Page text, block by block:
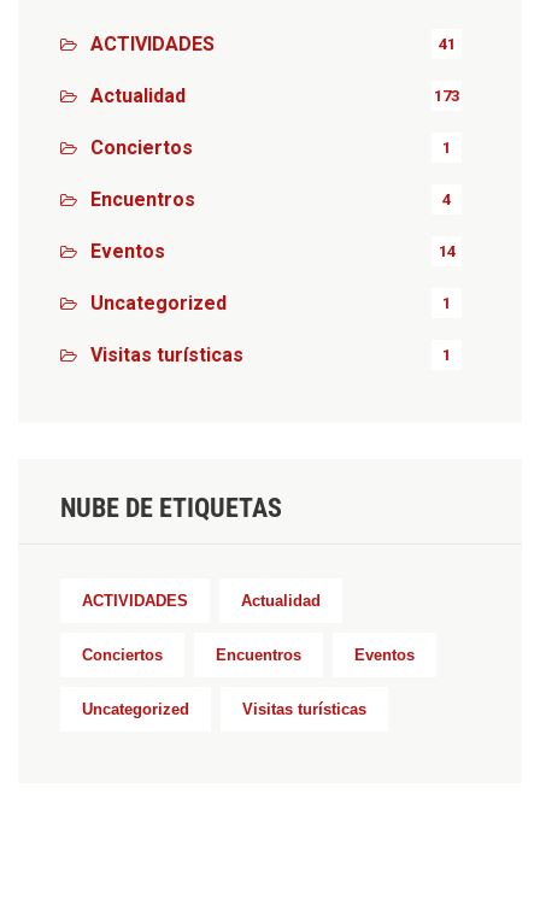
ACTIVIDADES 41
Actualidad 173
Conciertos 1
Encuentros 4
Eventos 14
Uncategorized 1
Visitas turísticas 1
NUBE DE ETIQUETAS
ACTIVIDADES Actualidad
Conciertos Encuentros Eventos
Uncategorized Visitas turísticas